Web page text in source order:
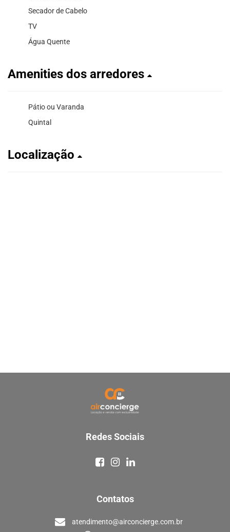
Secador de Cabelo
TV
Água Quente
Amenities dos arredores
Pátio ou Varanda
Quintal
Localização
Redes Sociais
Contatos
atendimento@airconcierge.com.br